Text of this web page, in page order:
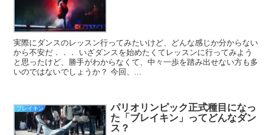
実際にダンスのレッスン行ってみたいけど、どんな感じか分からない
から不安だ．．． いざダンスを始めたくてレッスンに行ってみよう
と思ったけど、勝手がわからなくて、中々一歩を踏み出せない方も多
いのではないでしょうか？ 今回、...
ブレイキン
パリオリンピック正式種目になっ
た「ブレイキン」ってどんなダン
ス？